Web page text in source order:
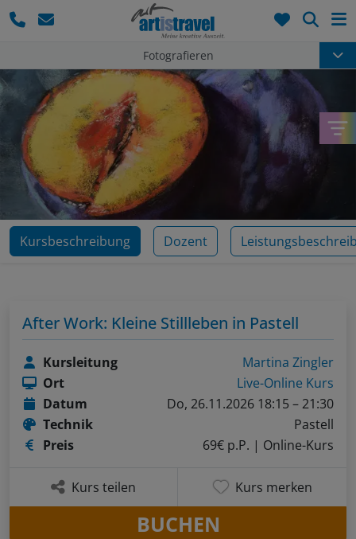
Fotografieren
Kursbeschreibung Dozent
After Work: Kleine Stillleben in Pastell
Kursleitung
Martina Zingler
Ort
Live-Online Kurs
Datum
Do, 26.11.2026 18:15 – 21:30
Technik
Pastell
Preis
69€ p.P. | Online-Kurs
Kurs teilen Kurs merken
BUCHEN